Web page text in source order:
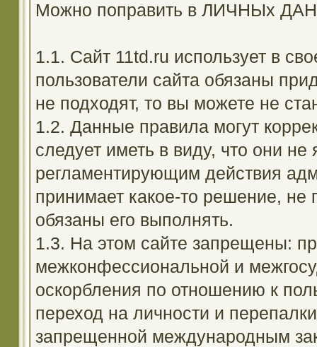
Можно поправить в ЛИЧНЫх
1.1. Сайт 11td.ru использует в
пользователи сайта обязаны
не подходят, то вы можете не
1.2. Данные правила могут
следует иметь в виду, что они
регламентирующим действия
принимает какое-то решение, не
обязаны его выполнять.
1.3. На этом сайте запрещены:
межконфессиональной и
оскорбления по отношению к
переход на личности и
запрещенной международным